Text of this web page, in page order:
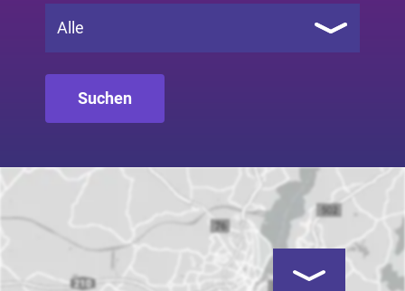
Alle
Kartenansicht